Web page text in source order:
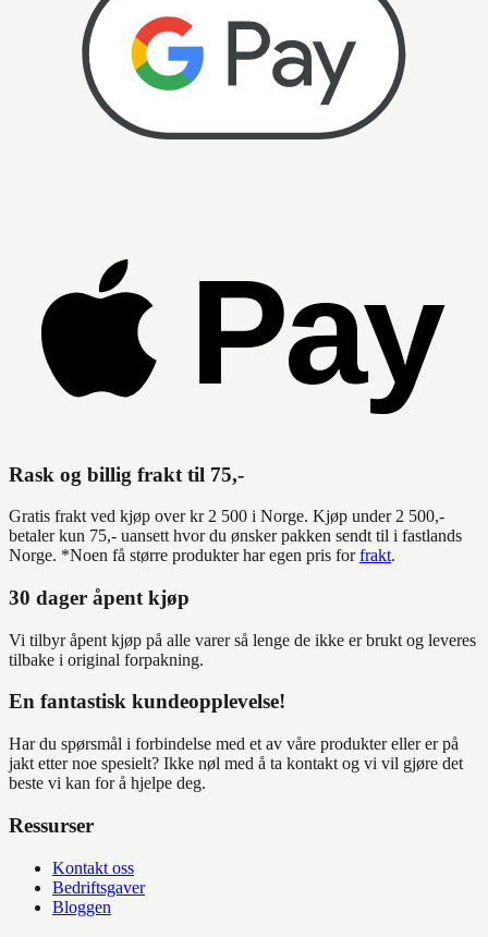
Rask og billig frakt til 75,-
Gratis frakt ved kjøp over kr 2 500 i Norge. Kjøp under 2 500,-
betaler kun 75,- uansett hvor du ønsker pakken sendt til i fastlands
Norge. *Noen få større produkter har egen pris for frakt.
30 dager åpent kjøp
Vi tilbyr åpent kjøp på alle varer så lenge de ikke er brukt og leveres
tilbake i original forpakning.
En fantastisk kundeopplevelse!
Har du spørsmål i forbindelse med et av våre produkter eller er på
jakt etter noe spesielt? Ikke nøl med å ta kontakt og vi vil gjøre det
beste vi kan for å hjelpe deg.
Ressurser
Kontakt oss
Bedriftsgaver
Bloggen